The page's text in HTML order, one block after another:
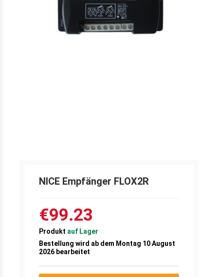
NICE Empfänger FLOX2R
€99.23
Produkt auf Lager
Bestellung wird ab dem Montag 10 August
2026 bearbeitet